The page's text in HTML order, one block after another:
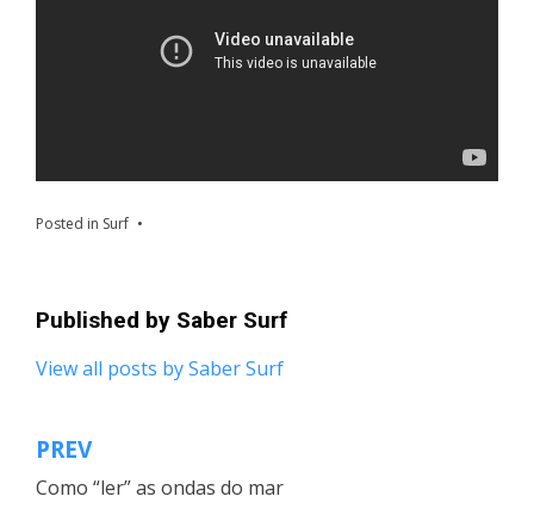
Posted in Surf
Published by Saber Surf
View all posts by Saber Surf
Navegação
de
PREV
Como “ler” as ondas do mar